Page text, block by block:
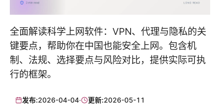
全面解读科学上网软件：VPN、代理与隐私的关
键要点，帮助你在中国也能安全上网。包含机
制、法规、选择要点与风险对比，提供实际可执
行的框架。
发布:2026-04-04· 更新:2026-05-11